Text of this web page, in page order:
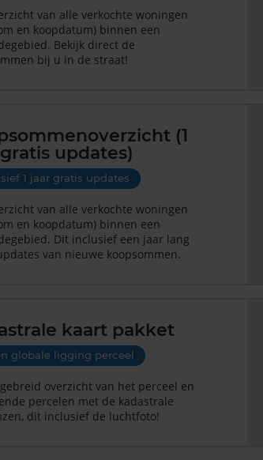
van alle verkochte woningen
en koopdatum) binnen een
Bekijk direct de
bij u in de straat!
(1
updates)
1 jaar gratis updates
van alle verkochte woningen
en koopdatum) binnen een
Dit inclusief een jaar lang
van nieuwe koopsommen.
kaart pakket
globale ligging perceel
overzicht van het perceel en
percelen met de kadastrale
dit inclusief de luchtfoto!